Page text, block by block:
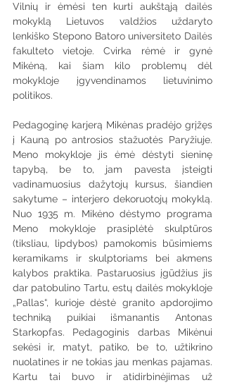
Vilnių ir ėmėsi ten kurti aukštąją dailės
mokyklą Lietuvos valdžios uždaryto
lenkiško Stepono Batoro universiteto Dailės
fakulteto vietoje. Cvirka rėmė ir gynė
Mikėną, kai šiam kilo problemų dėl
mokykloje įgyvendinamos lietuvinimo
politikos.
Pedagoginę karjerą Mikėnas pradėjo grįžęs
į Kauną po antrosios stažuotės Paryžiuje.
Meno mokykloje jis ėmė dėstyti sieninę
tapybą, be to, jam pavesta įsteigti
vadinamuosius dažytojų kursus, šiandien
sakytume – interjero dekoruotojų mokyklą.
Nuo 1935 m. Mikėno dėstymo programa
Meno mokykloje prasiplėtė skulptūros
(tiksliau, lipdybos) pamokomis būsimiems
keramikams ir skulptoriams bei akmens
kalybos praktika. Pastaruosius įgūdžius jis
dar patobulino Tartu, estų dailės mokykloje
„Pallas“, kurioje dėstė granito apdorojimo
techniką puikiai išmanantis Antonas
Starkopfas. Pedagoginis darbas Mikėnui
sekėsi ir, matyt, patiko, be to, užtikrino
nuolatines ir ne tokias jau menkas pajamas.
Kartu tai buvo ir atidirbinėjimas už